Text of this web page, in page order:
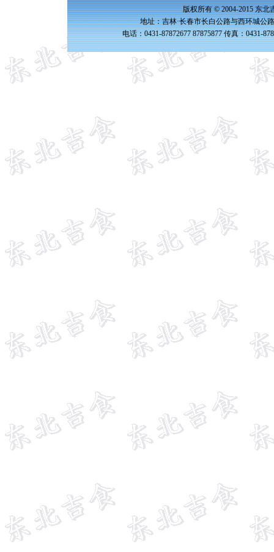
版权所有 © 2004-2015 东北
地址：吉林·长春市长白公路与西环城公
电话：0431-87872677 87875877 传真：0431-